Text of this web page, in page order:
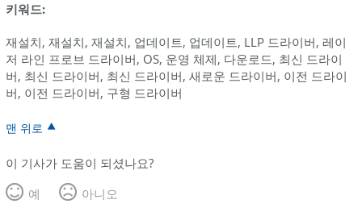
키워드:
재설치, 재설치, 재설치, 업데이트, 업데이트, LLP 드라이버, 레이
저 라인 프로브 드라이버, OS, 운영 체제, 다운로드, 최신 드라이
버, 최신 드라이버, 최신 드라이버, 새로운 드라이버, 이전 드라이
버, 이전 드라이버, 구형 드라이버
맨 위로
이 기사가 도움이 되셨나요?
예
아니오